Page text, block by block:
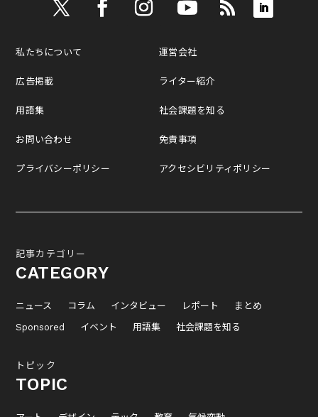
私たちについて
広告掲載
用語集
お問い合わせ
プライバシーポリシー
運営会社
ライター紹介
社会課題を知る
免責事項
アクセシビリティポリシー
記事カテゴリー
CATEGORY
ニュース コラム インタビュー レポート
まとめ
Sponsored
イベント 用語集 社会課題を知る
トピック
TOPIC